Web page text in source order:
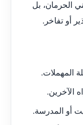
الحرمان، بل
أو تفاخر.
المهملات.
الآخرين.
أو المدرسة.